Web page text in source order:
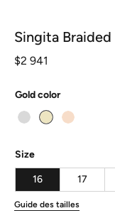
Singita
$2 941
Gold color
Size
16 17
Guide des tailles